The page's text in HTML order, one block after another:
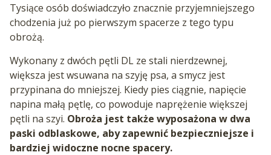
Tysiące osób doświadczyło znacznie przyjemniejszego
chodzenia już po pierwszym spacerze z tego typu
obrożą.
Wykonany z dwóch pętli DL ze stali nierdzewnej,
większa jest wsuwana na szyję psa, a smycz jest
przypinana do mniejszej. Kiedy pies ciągnie, napięcie
napina małą pętlę, co powoduje naprężenie większej
pętli na szyi. Obroża jest także wyposażona w dwa
paski odblaskowe, aby zapewnić bezpieczniejsze i
bardziej widoczne nocne spacery.